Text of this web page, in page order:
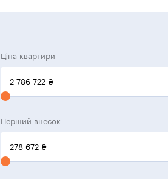
Ціна квартири
2 786 722 ₴
Перший внесок
278 672 ₴